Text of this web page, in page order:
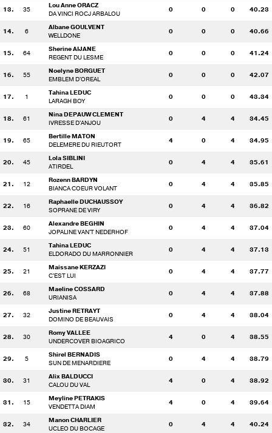
13. 35
Lou Anne ORACZ
DA VINCI ROCJ ARBALOU
0 0 0 40.23
14. 6
Albane GOULVENT
WELLDONE
0 0 0 40.66
15. 64
Sherine AIJANE
REGENT DU LESME
0 0 0 41.24
16. 55
Noelyne BORGUET
EMBLEM D'OREAL
0 0 0 42.07
17. 1
Tahina LEDUC
LARAGH BOY
0 0 0 43.34
18. 61
Nina DEPAUW CLEMENT
IVRESSE D'ANJOU
0 4 4 34.45
19. 65
Bertille MATON
DELEMERE DU RIEUTORT
4 0 4 34.95
20. 45
Lola SIBLINI
ATIRDEL
0 4 4 35.61
21. 12
Rozenn BARDYN
BIANCA COEUR VOLANT
0 4 4 35.85
22. 16
Raphaelle DUCHAUSSOY
SOPRANE DE VIRY
0 4 4 36.82
23. 60
Alexandre BEGHIN
JOPALINE VAN'T NEDERHOF
0 4 4 37.04
24. 51
Tahina LEDUC
ELDORADO DU MARRONNIER
0 4 4 37.13
25. 21
Maissane KERZAZI
C'EST LUI
0 4 4 37.77
26. 68
Maeline COSSARD
URIANISA
0 4 4 37.88
27. 32
Justine RETRAYT
DOMINO DE BEAUVAIS
0 4 4 38.04
28. 30
Romy VALLEE
UNDERCOVER BIOAGRICO
4 0 4 38.55
29. 5
Shirel BERNADIS
SUN DE MENARDIERE
0 4 4 38.79
30. 31
Alix BALDUCCI
CALOU DU VAL
4 0 4 38.92
31. 15
Meyline PETRAKIS
VENDETTA DIAM
4 0 4 39.64
32. 34
Manon CHARLIER
UCLEO DU BOCAGE
0 4 4 40.24